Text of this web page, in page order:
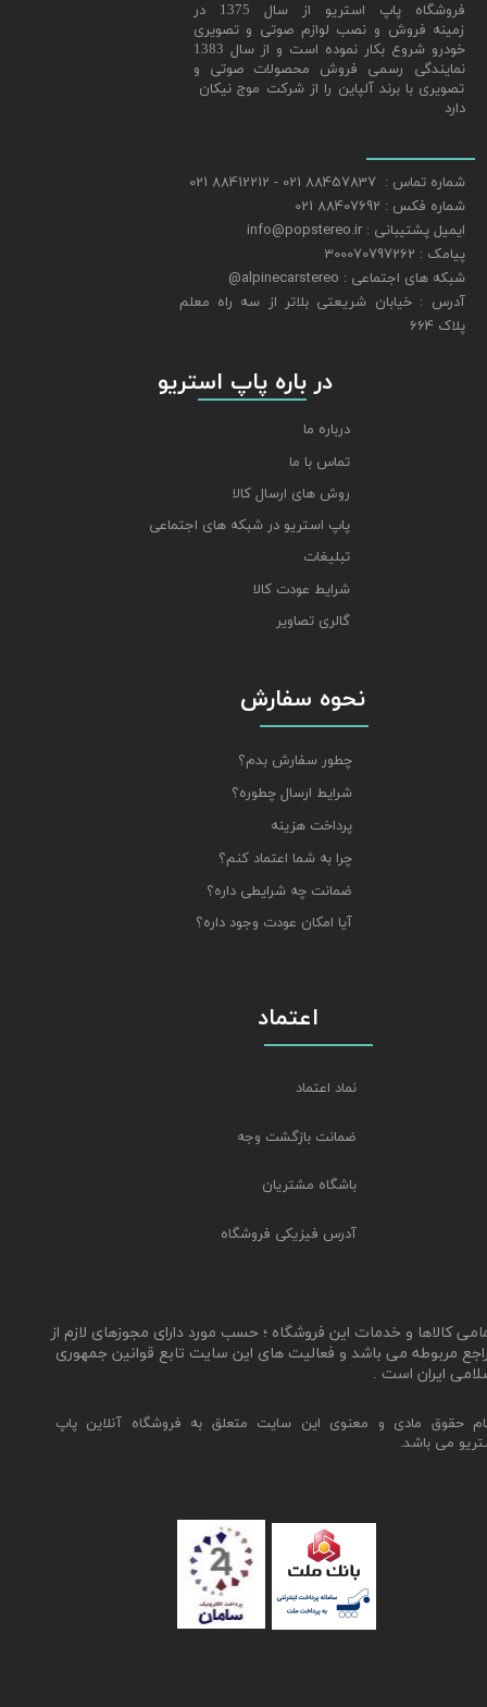
★★ ★ ★
★★★
★★★
★★
★ ★★★
​فروشگاه پاپ استریو از سال 1375 در
زمینه فروش و نصب لوازم صوتی و تصویری
خودرو شروع بکار نموده است و از سال 1383
نمایندگی رسمی فروش محصولات صوتی و
تصویری با برند آلپاین را از شرکت موج نیکان
دارد
شماره تماس : 88457837 021 - 88412212 021
شماره فکس : 88407692 021
ایمیل پشتیبانی : info@popstereo.ir
پیامک : 300070797262
شبکه های اجتماعی : alpinecarstereo@
​​​​​​​آدرس : خیابان شریعتی بلاتر از سه راه معلم
پلاک 664
نحوه سفارش
چطور سفارش بدم؟
شرایط ارسال چطوره؟
پرداخت هزینه
چرا به شما اعتماد کنم؟
ضمانت چه شرایطی داره؟
آیا امکان عودت وجود داره؟
حقوق مادی و معنوی این سایت متعلق به فروشگاه آنلاین پاپ
می باشد.
اعتماد
نماد اعتماد
ضمانت بازگشت وجه
باشگاه مشتریان
آدرس فیزیکی فروشگاه
​​​​​​​ در باره پاپ استریو
درباره ما
تماس با ما
روش های ارسال کالا
پاپ استریو در شبکه های اجتماعی
تبلیغات
شرایط عودت کالا
گالری تصاویر
کالاها و خدمات این فروشگاه ؛ حسب مورد دارای مجوزهای لازم از
مربوطه می باشد و فعالیت های این سایت تابع قوانین جمهوری
ایران است .